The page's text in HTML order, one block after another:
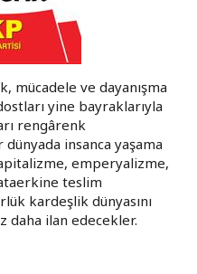
mücadele ve dayanışma
yine bayraklarıyla
rengârenk
insanca yaşama
emperyalizme,
teslim
kardeşlik dünyasını
daha ilan edecekler.